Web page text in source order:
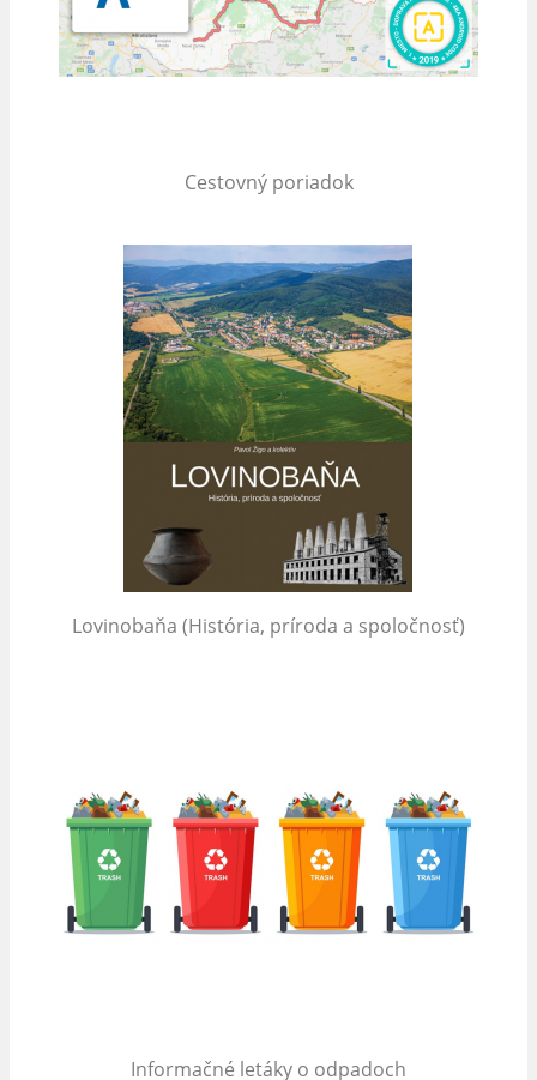
Cestovný poriadok
Lovinobaňa (História, príroda a spoločnosť)
Informačné letáky o odpadoch